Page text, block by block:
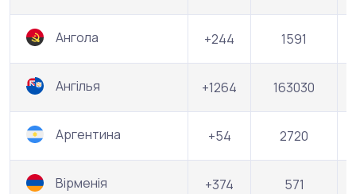
Ангола +244 1591
Ангілья +1264 163030
Аргентина +54 2720
Вірменія +374 571